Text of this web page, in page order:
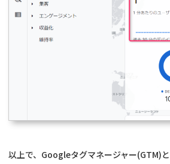
以上で、Googleタグマネージャー(GTM)